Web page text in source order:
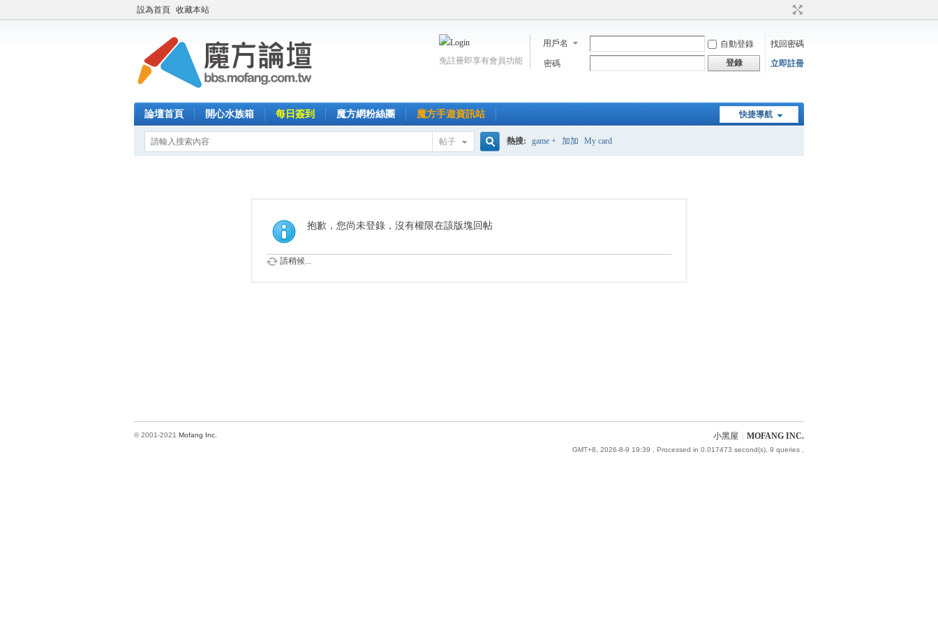
設為首頁 收藏本站
用戶名 自動登錄
找回密碼
密碼
登錄 立即註冊
免註冊即享有會員功能
快捷導航
論壇首頁 開心水族箱 每日簽到 魔方網粉絲團 魔方手遊資訊站
帖子
索
熱搜: game + 加加 My card
抱歉，您尚未登錄，沒有權限在該版塊回帖
請稍候...
小黑屋 MOFANG INC.
GMT+8, 2026-8-9 19:39 , Processed in 0.017473 second(s), 9 queries .
© 2001-2021 Mofang Inc.